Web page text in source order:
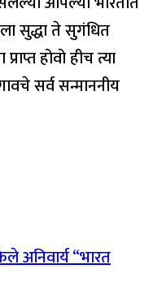
सुद्धा ते सुगंधित
होवो हीच त्या
सर्व सन्माननीय
अनिवार्य “भारत